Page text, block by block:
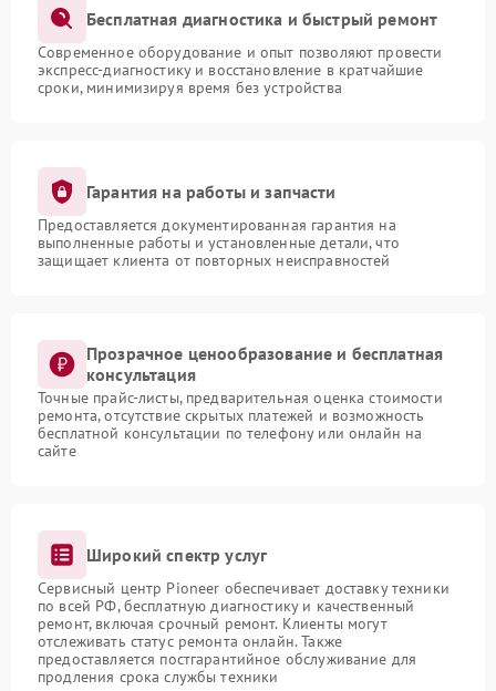
Бесплатная диагностика и быстрый ремонт
Современное оборудование и опыт позволяют провести
экспресс-диагностику и восстановление в кратчайшие
сроки, минимизируя время без устройства
Гарантия на работы и запчасти
Предоставляется документированная гарантия на
выполненные работы и установленные детали, что
защищает клиента от повторных неисправностей
Прозрачное ценообразование и бесплатная
консультация
Точные прайс-листы, предварительная оценка стоимости
ремонта, отсутствие скрытых платежей и возможность
бесплатной консультации по телефону или онлайн на
сайте
Широкий спектр услуг
Сервисный центр Pioneer обеспечивает доставку техники
по всей РФ, бесплатную диагностику и качественный
ремонт, включая срочный ремонт. Клиенты могут
отслеживать статус ремонта онлайн. Также
предоставляется постгарантийное обслуживание для
продления срока службы техники